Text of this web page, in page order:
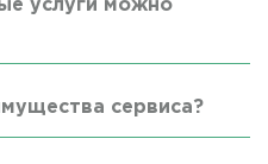
услуги можно
сервиса?